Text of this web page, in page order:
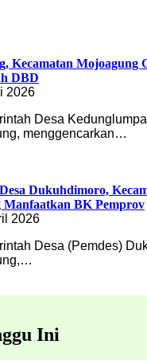
Kecamatan Mojoagung
DBD
2026
Desa
menggencarkan…
Dukuhdimoro,
Manfaatkan BK Pemprov
2026
Desa (Pemdes)
Ini